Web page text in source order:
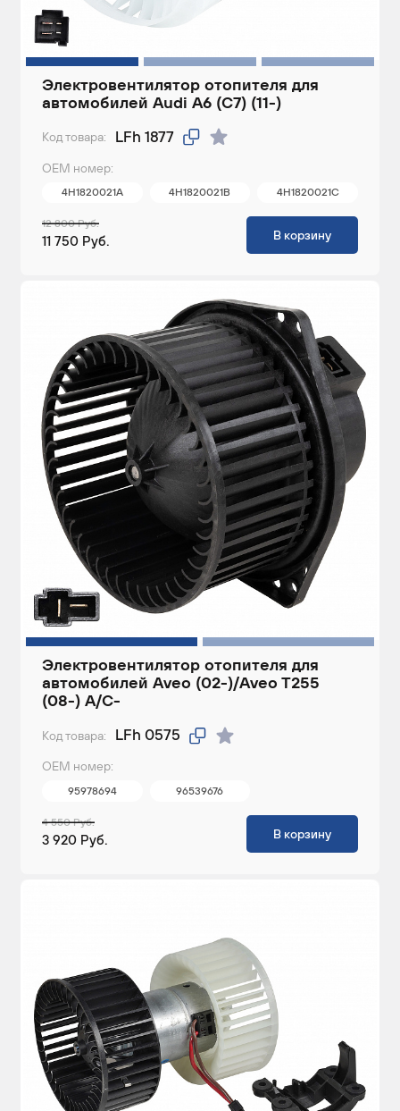
Электровентилятор отопителя для
автомобилей Audi A6 (C7) (11-)
Код товара: LFh 1877
ОЕМ номер:
4H1820021A 4H1820021B 4H1820021C
12 800 Руб.
11 750 Руб. В корзину
Электровентилятор отопителя для
автомобилей Aveo (02-)/Aveo T255
(08-) A/C-
Код товара: LFh 0575
ОЕМ номер:
95978694 96539676
4 550 Руб.
3 920 Руб. В корзину